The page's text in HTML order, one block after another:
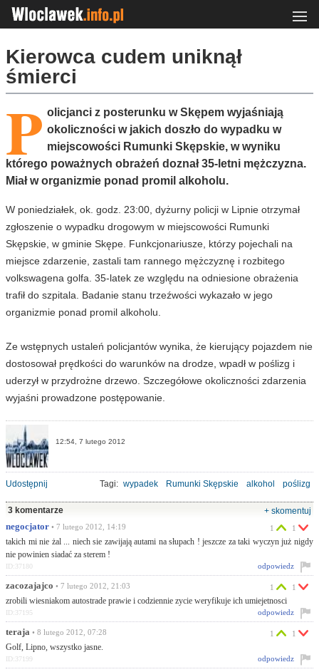
Kierowca cudem uniknął
śmierci
P olicjanci z posterunku w Skępem wyjaśniają
okoliczności w jakich doszło do wypadku w
miejscowości Rumunki Skępskie, w wyniku
którego poważnych obrażeń doznał 35-letni mężczyzna.
Miał w organizmie ponad promil alkoholu.
W poniedziałek, ok. godz. 23:00, dyżurny policji w Lipnie otrzymał
zgłoszenie o wypadku drogowym w miejscowości Rumunki
Skępskie, w gminie Skępe. Funkcjonariusze, którzy pojechali na
miejsce zdarzenie, zastali tam rannego mężczyznę i rozbitego
volkswagena golfa. 35-latek ze względu na odniesione obrażenia
trafił do szpitala. Badanie stanu trzeźwości wykazało w jego
organizmie ponad promil alkoholu.
Ze wstępnych ustaleń policjantów wynika, że kierujący pojazdem nie
dostosował prędkości do warunków na drodze, wpadł w poślizg i
uderzył w przydrożne drzewo. Szczegółowe okoliczności zdarzenia
wyjaśni prowadzone postępowanie.
12:54, 7 lutego 2012
Udostępnij Tagi: wypadek Rumunki Skępskie alkohol poślizg
3 komentarze
+ skomentuj
negocjator • 7 lutego 2012, 14:19
takich mi nie żal ... niech sie zawijają autami na słupach ! jeszcze za taki wyczyn już nigdy
nie powinien siadać za sterem !
1 1
odpowiedz
ID:37180
zacozajajco • 7 lutego 2012, 21:03
zrobili wiesniakom autostrade prawie i codziennie zycie weryfikuje ich umiejetnosci
1 1
odpowiedz
ID:37195
teraja • 8 lutego 2012, 07:28
Golf, Lipno, wszystko jasne.
1 1
odpowiedz
ID:37199